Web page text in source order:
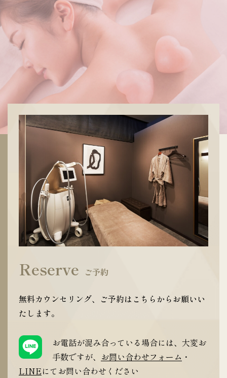
Reserve ご予約
無料カウンセリング、ご予約はこちらからお願いい
たします。
お電話が混み合っている場合には、大変お
手数ですが、 お問い合わせフォーム ・
LINEにてお問い合わせください